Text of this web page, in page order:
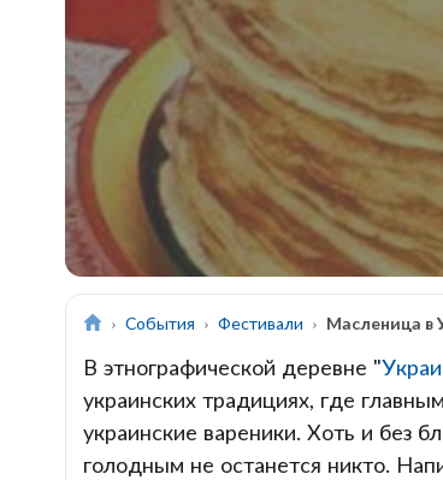
События Фестивали Масленица в
В этнографической деревне "
украинских традициях, где
украинские вареники. Хоть и без
голодным не останется никто.